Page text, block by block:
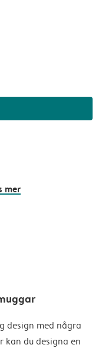
mer
design med några
kan du designa en